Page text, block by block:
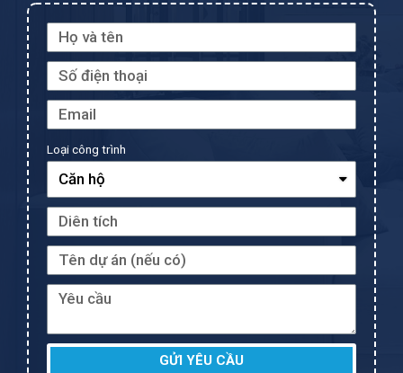
Loại công trình
GỬI YÊU CẦU